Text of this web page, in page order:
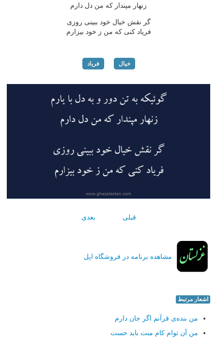
زنهار مپندار که من دل دارم
گر نقش خیال خود ببینی روزی
فریاد کنی که من ز خود بیزارم
خیال فریاد
قبلی بعدی
مشاهده برنامه در فروشگاه اپل
اشعار مرتبط
من بنده‌ی قرآنم اگر جان دارم
من آن توام کام منت باید جست